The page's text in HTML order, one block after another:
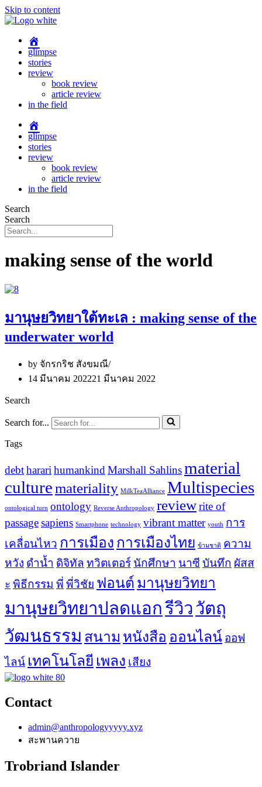
Skip to content
glimpse
stories
review
book review
article review
in the field
glimpse
stories
review
book review
article review
in the field
Search
Search
making sense of the world
มานุษยวิทยาใต้ทะเล : making sense of the
underwater world
by จักรกริช สังขมณี
14 มีนาคม 202221 มีนาคม 2022
Search
Search for...
Tags
debtharari humankind Marshall Sahlinsmaterial
culturemateriality MilkTeaAlliance Multispecies
ontological turn ontology Reverse Anthropology reviewrite of
passagesapiens Smartphone technology vibrant matter youth การ
เคลื่อนไหว การเมือง การเมืองไทย ข้ามชาติ ความ
หวัง ดำน้ำ ดิจิทัล ทวิตเตอร์ นักศึกษา นาซี บันทึก ผัสส
ะ พิธีกรรม พี่ พี่วิชัย ฟอนต์ มานุษยวิทยา
มานุษยวิทยาปลดแอกรีวิววัตถุ
วัฒนธรรม สนาม หนังสือ ออนไลน์ ออฟ
ไลน์ เทคโนโลยี เพลง เสียง
Contact
admin@anthropologyyyyy.xyz
สะพานควาย
Trobriand Islander